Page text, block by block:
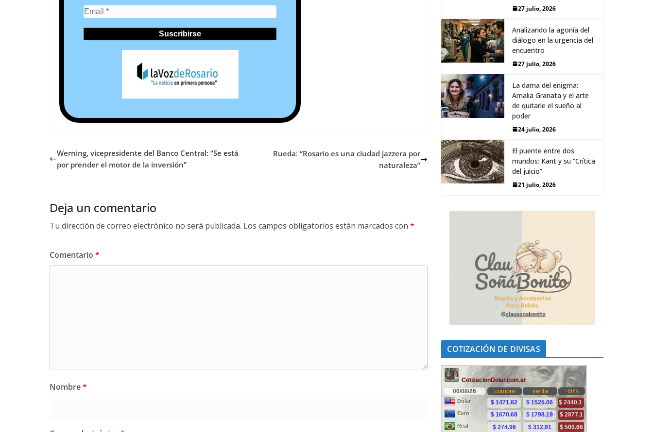
Werning, vicepresidente del Banco Central: “Se está
por prender el motor de la inversión”
Rueda: “Rosario es una ciudad jazzera por
naturaleza”
Deja un comentario
Tu dirección de correo electrónico no será publicada. Los campos obligatorios están marcados con *
Comentario *
Nombre*
27 julio, 2026
Analizando la agonía del
diálogo en la urgencia del
encuentro
27 julio, 2026
La dama del enigma:
Amalia Granata y el arte
de quitarle el sueño al
poder
24 julio, 2026
El puente entre dos
mundos: Kant y su “Crítica
del juicio”
21 julio, 2026
COTIZACIÓN DE DIVISAS